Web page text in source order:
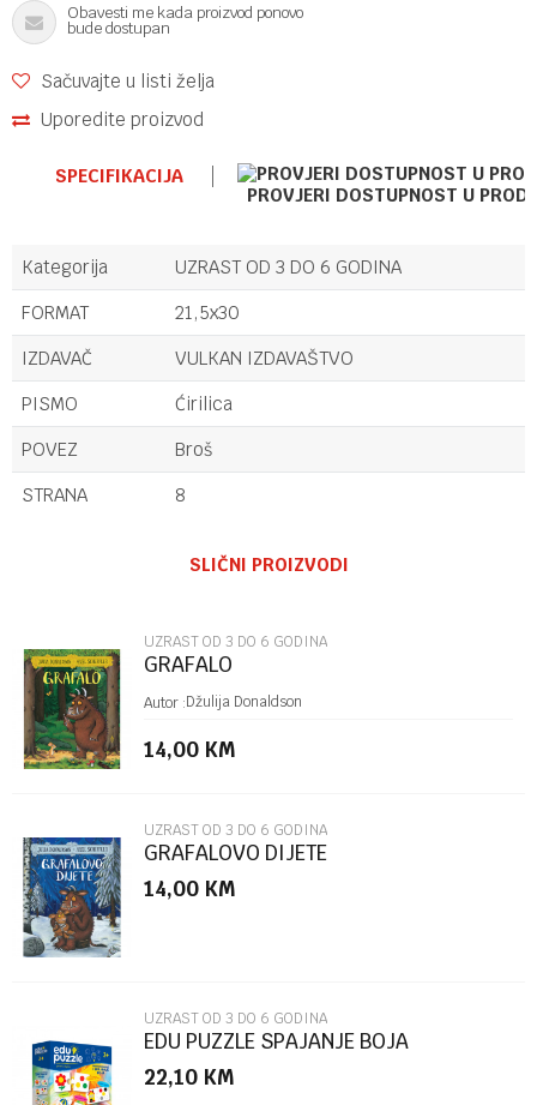
Obavesti me kada proizvod ponovo
bude dostupan
Sačuvajte u listi želja
Uporedite proizvod
SPECIFIKACIJA
PROVJERI DOSTUPNOST U
Kategorija
UZRAST OD 3 DO 6 GODINA
FORMAT
21,5x30
IZDAVAČ
VULKAN IZDAVAŠTVO
PISMO
Ćirilica
POVEZ
Broš
STRANA
8
Poruka
POŠALJI
SLIČNI PROIZVODI
UZRAST OD 3 DO 6 GODINA
GRAFALO
Autor :Džulija Donaldson
14,00 KM
UZRAST OD 3 DO 6 GODINA
GRAFALOVO DIJETE
14,00 KM
UZRAST OD 3 DO 6 GODINA
EDU PUZZLE SPAJANJE BOJA
22,10 KM